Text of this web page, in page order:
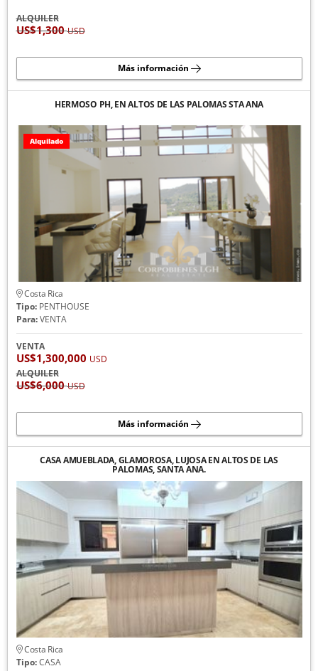
ALQUILER
US$1,300USD
Más información
HERMOSO PH, EN ALTOS DE LAS PALOMAS STA ANA
Alquilado
Costa Rica
Tipo:PENTHOUSE
Para:VENTA
VENTA
US$1,300,000 USD
ALQUILER
US$6,000USD
Más información
CASA AMUEBLADA, GLAMOROSA, LUJOSA EN ALTOS DE LAS
PALOMAS, SANTA ANA.
Costa Rica
Tipo:CASA